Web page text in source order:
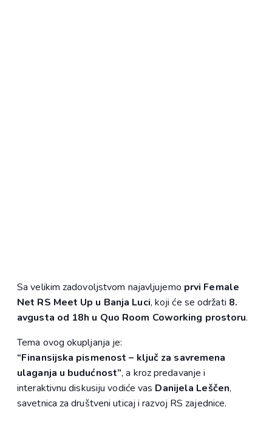
Sa velikim zadovoljstvom najavljujemo prvi Female
Net RS Meet Up u Banja Luci, koji će se održati 8.
avgusta od 18h u Quo Room Coworking prostoru.
Tema ovog okupljanja je:
“Finansijska pismenost – ključ za savremena
ulaganja u budućnost”, a kroz predavanje i
interaktivnu diskusiju vodiće vas Danijela Leščen,
savetnica za društveni uticaj i razvoj RS zajednice.